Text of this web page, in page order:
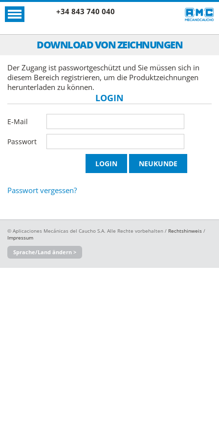
+34 843 740 040
DOWNLOAD VON ZEICHNUNGEN
Der Zugang ist passwortgeschützt und Sie müssen sich in
diesem Bereich registrieren, um die Produktzeichnungen
herunterladen zu können.
LOGIN
E-Mail
Passwort
Passwort vergessen?
© Aplicaciones Mecánicas del Caucho S.A. Alle Rechte vorbehalten / Rechtshinweis /
Impressum
Sprache/Land ändern >